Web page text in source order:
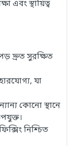
এবং স্থায়িত্ব
দ্রুত সুরক্ষিত
যা
কোনো স্থানে
নিশ্চিত